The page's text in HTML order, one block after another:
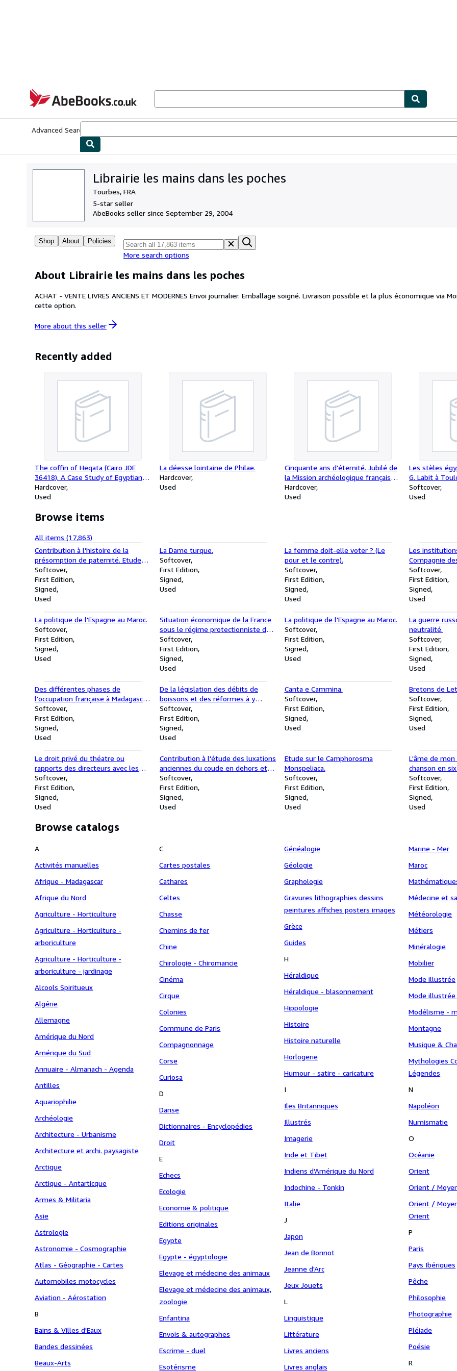
AbeBooks.co.uk
Advanced Search
Librairie les mains dans les poches
Tourbes, FRA
5-star seller
AbeBooks seller since September 29, 2004
Shop About Policies
More search options
About Librairie les mains dans les poches
ACHAT - VENTE LIVRES ANCIENS ET MODERNES Envoi journalier. Emballage soigné. Livraison possible et la plus économique via
cette option.
More about this seller
Recently added
The coffin of Heqata (Cairo JDE
36418). A Case Study of Egyptian
Funerary Culture of the Early
Middle Kingdom.
Hardcover
Used
La déesse lointaine de Philae.
Hardcover
Used
Cinquante ans d'éternité. Jubilé de
la Mission archéologique française
de Saqqâra (1963-2013).
Hardcover
Used
Les stèles
G. Labit à
Softcover
Used
Browse items
All items (17,863)
Contribution à l'histoire de la
présomption de paternité. Etude
de droit hébraïque et de droit
romain.
Softcover
First Edition
Signed
Used
La Dame turque.
Softcover
First Edition
Signed
Used
La femme doit-elle voter ? (Le
pour et le contre).
Softcover
First Edition
Signed
Used
Les
Compagnie
Midi.
Softcover
First Edition
Signed
Used
La politique de l'Espagne au Maroc.
Softcover
First Edition
Signed
Used
Situation économique de la France
sous le régime protectionniste de
1892.
Softcover
First Edition
Signed
Used
La politique de l'Espagne au Maroc.
Softcover
First Edition
Signed
Used
La guerre
neutralité.
Softcover
First Edition
Signed
Used
Des différentes phases de
l'occupation française à Madagascar.
Avec une introduction sur la
colonisation française en général.
Softcover
First Edition
Signed
Used
De la législation des débits de
boissons et des réformes à y
apporter.
Softcover
First Edition
Signed
Used
Canta e Cammina.
Softcover
First Edition
Signed
Used
Bretons de
Softcover
First Edition
Signed
Used
Le droit privé du théatre ou
rapports des directeurs avec les
auteurs, les artistes et le public.
Thèse pour le doctorat.
Softcover
First Edition
Signed
Used
Contribution à l'étude des luxations
anciennes du coude en dehors et
en arrière (anatomie pathologique
et traitement).
Softcover
First Edition
Signed
Used
Etude sur le Camphorosma
Monspeliaca.
Softcover
First Edition
Signed
Used
L'âme de
chanson en
Softcover
First Edition
Signed
Used
Browse catalogs
A
Activités manuelles
Afrique - Madagascar
Afrique du Nord
Agriculture - Horticulture
Agriculture - Horticulture -
arboriculture
Agriculture - Horticulture -
arboriculture - jardinage
Alcools Spiritueux
Algérie
Allemagne
Amérique du Nord
Amérique du Sud
Annuaire - Almanach - Agenda
Antilles
Aquariophilie
Archéologie
Architecture - Urbanisme
Architecture et archi. paysagiste
Arctique
Arctique - Antarticque
Armes & Militaria
Asie
Astrologie
Astronomie - Cosmographie
Atlas - Géographie - Cartes
Automobiles motocycles
Aviation - Aérostation
B
Bains & Villes d'Eaux
Bandes dessinées
Beaux-Arts
C
Cartes postales
Cathares
Celtes
Chasse
Chemins de fer
Chine
Chirologie - Chiromancie
Cinéma
Cirque
Colonies
Commune de Paris
Compagnonnage
Corse
Curiosa
D
Danse
Dictionnaires - Encyclopédies
Droit
E
Echecs
Ecologie
Economie & politique
Editions originales
Egypte
Egypte - égyptologie
Elevage et médecine des animaux
Elevage et médecine des animaux,
zoologie
Enfantina
Envois & autographes
Escrime - duel
Esotérisme
Généalogie
Géologie
Graphologie
Gravures lithographies dessins
peintures affiches posters images
Grèce
Guides
H
Héraldique
Héraldique - blasonnement
Hippologie
Histoire
Histoire naturelle
Horlogerie
Humour - satire - caricature
I
Iles Britanniques
Illustrés
Imagerie
Inde et Tibet
Indiens d'Amérique du Nord
Indochine - Tonkin
Italie
J
Japon
Jean de Bonnot
Jeanne d'Arc
Jeux Jouets
L
Linguistique
Littérature
Livres anciens
Livres anglais
Marine - Mer
Maroc
Médecine et
Météorologie
Métiers
Minéralogie
Mobilier
Mode illustrée
Mode illustrée
Modélisme -
Montagne
Musique &
Mythologies
Légendes
N
Napoléon
Numismatie
O
Océanie
Orient
Orient /
Orient /
Orient
P
Paris
Pays Ibériques
Pêche
Philosophie
Photographie
Pléiade
Poésie
R